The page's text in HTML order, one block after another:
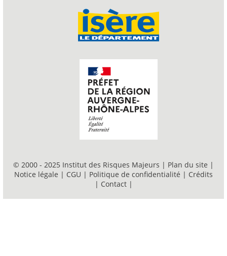
© 2000 - 2025 Institut des Risques Majeurs | Plan du site |
Notice légale | CGU | Politique de confidentialité | Crédits
| Contact |